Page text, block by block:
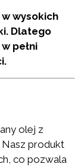
wysokich
Dlatego
pełni
olej z
Nasz produkt
co pozwala